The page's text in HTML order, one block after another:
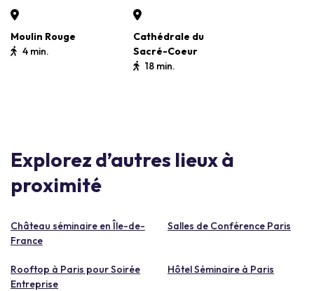
Moulin Rouge
4 min.
Cathédrale du
Sacré-Coeur
18 min.
Explorez d’autres lieux à
proximité
Château séminaire en Île-de-
France
Salles de Conférence Paris
Rooftop à Paris pour Soirée
Entreprise
Hôtel Séminaire à Paris